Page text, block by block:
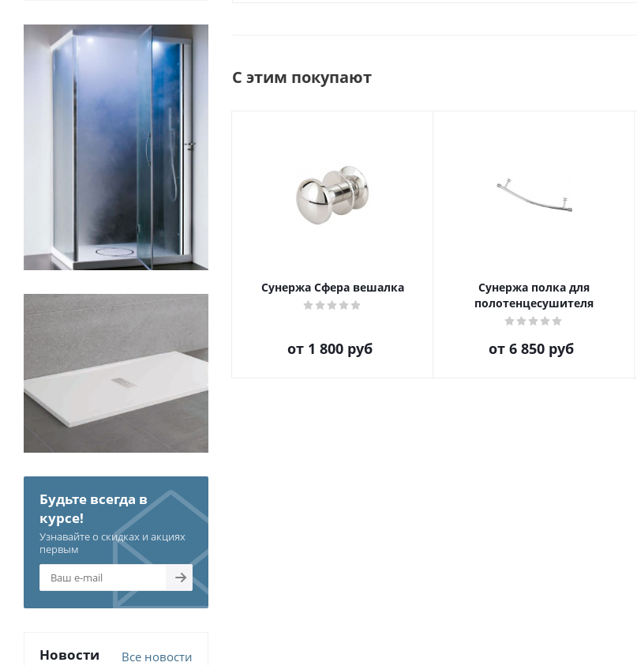
С этим покупают
Сунержа Сфера вешалка
от 1 800 руб
Сунержа полка для
полотенцесушителя
от 6 850 руб
Будьте всегда в
курсе!
Узнавайте о скидках и акциях
первым
Новости Все новости